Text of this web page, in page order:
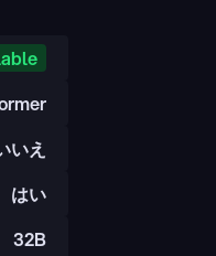
いえ
はい
32B